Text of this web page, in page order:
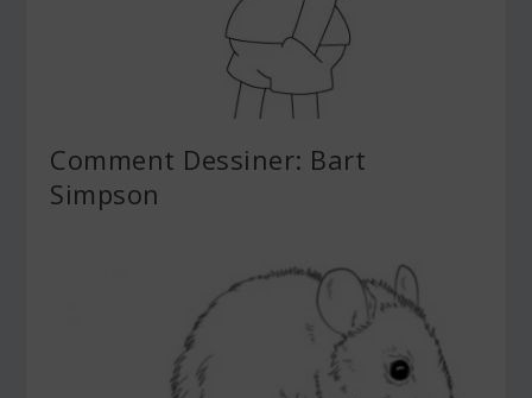
Comment Dessiner: Bart
Simpson